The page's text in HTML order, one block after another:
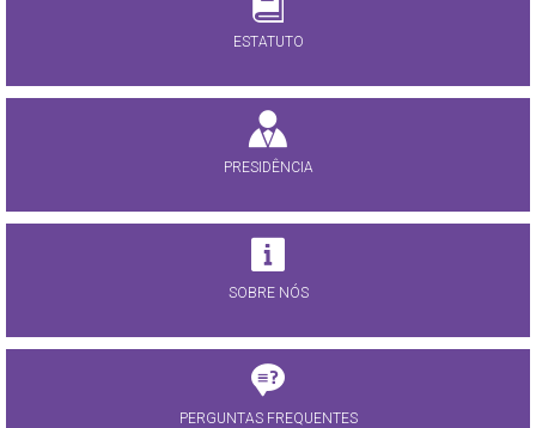
ESTATUTO
PRESIDÊNCIA
SOBRE NÓS
PERGUNTAS FREQUENTES